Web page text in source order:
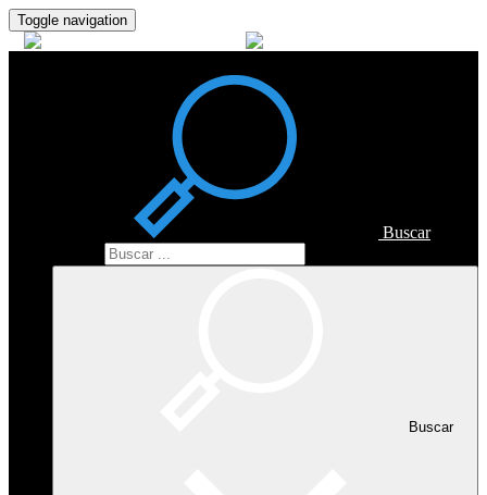
Toggle navigation
Buscar
Buscar